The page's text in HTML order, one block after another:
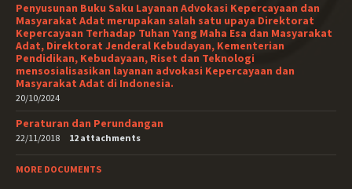
Penyusunan Buku Saku Layanan Advokasi Kepercayaan dan
Masyarakat Adat merupakan salah satu upaya Direktorat
Kepercayaan Terhadap Tuhan Yang Maha Esa dan Masyarakat
Adat, Direktorat Jenderal Kebudayan, Kementerian
Pendidikan, Kebudayaan, Riset dan Teknologi
mensosialisasikan layanan advokasi Kepercayaan dan
Masyarakat Adat di Indonesia.
20/10/2024
Peraturan dan Perundangan
22/11/2018 12 attachments
MORE DOCUMENTS